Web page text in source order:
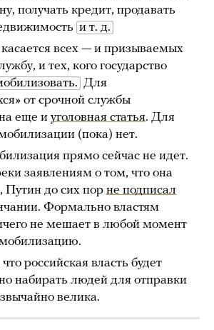
получать кредит, продавать
и т. д.
всех — и призываемых
и тех, кого государство
Для
от срочной службы
еще и уголовная статья. Для
(пока) нет.
прямо сейчас не идет.
заявлениям о том, что она
Путин до сих пор не подписал
Формально властям
не мешает в любой момент
российская власть будет
набирать людей для отправки
велика.